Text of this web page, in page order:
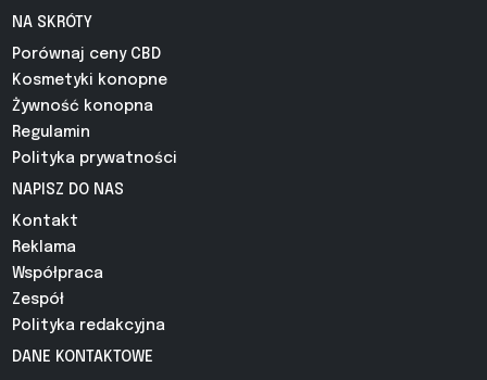
NA SKRÓTY
Porównaj ceny CBD
Kosmetyki konopne
Żywność konopna
Regulamin
Polityka prywatności
NAPISZ DO NAS
Kontakt
Reklama
Współpraca
Zespół
Polityka redakcyjna
DANE KONTAKTOWE